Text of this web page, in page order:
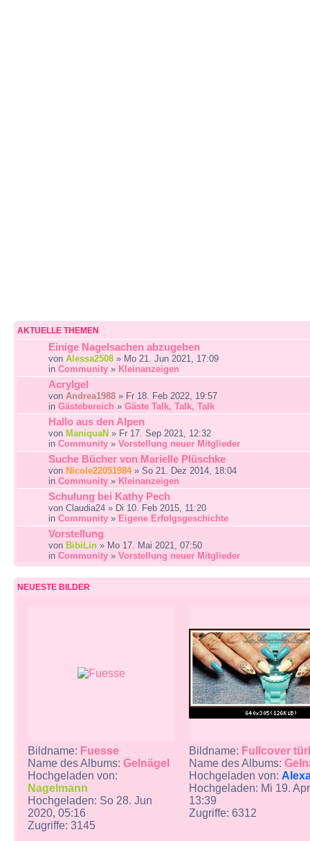
AKTUELLE THEMEN
Einige Nagelsachen abzugeben
von Alessa2508 » Mo 21. Jun 2021, 17:09
in Community » Kleinanzeigen
Acrylgel
von Andrea1988 » Fr 18. Feb 2022, 19:57
in Gästebereich » Gäste Talk, Talk, Talk
Hallo aus den Alpen
von ManiquaN » Fr 17. Sep 2021, 12:32
in Community » Vorstellung neuer Mitglieder
Suche Bücher von Marielle Plüschke
von Nicole22051984» So 21. Dez 2014, 18:04
in Community » Kleinanzeigen
Schulung bei Kathy Pech
von Claudia24 » Di 10. Feb 2015, 11:20
in Community » Eigene Erfolgsgeschichte
Vorstellung
von BibiLin » Mo 17. Mai 2021, 07:50
in Community » Vorstellung neuer Mitglieder
NEUESTE BILDER
Bildname: Fuesse
Name des Albums: Gelnägel
Hochgeladen von:
Nagelmann
Hochgeladen: So 28. Jun
2020, 05:16
Zugriffe: 3145
Bildname: Fullcover
Name des Albums:
Hochgeladen von:
Hochgeladen: Mi 19.
13:39
Zugriffe: 6312